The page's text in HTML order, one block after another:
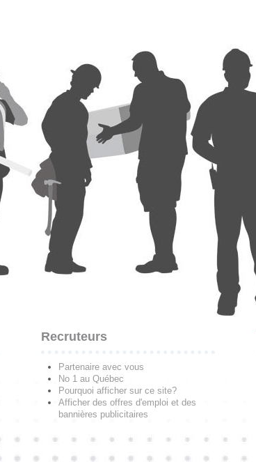
Recruteurs
Partenaire avec vous
No 1 au Québec
Pourquoi afficher sur ce site?
Afficher des offres d'emploi et des
bannières publicitaires